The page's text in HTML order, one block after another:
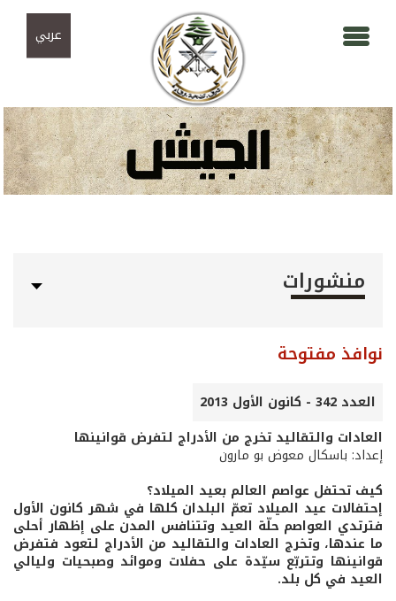
عربي
منشورات
نوافذ مفتوحة
العدد 342 - كانون الأول 2013
العادات والتقاليد تخرج من الأدراج لتفرض قوانينها
إعداد: باسكال معوض بو مارون
كيف تحتفل عواصم العالم بعيد الميلاد؟
إحتفالات عيد الميلاد تعمّ البلدان كلها في شهر كانون الأول
فترتدي العواصم حلّة العيد وتتنافس المدن على إظهار أحلى
ما عندها، وتخرج العادات والتقاليد من الأدراج لتعود فتفرض
قوانينها وتتربّع سيّدة على حفلات وموائد وصبحيات وليالي
العيد في كل بلد.